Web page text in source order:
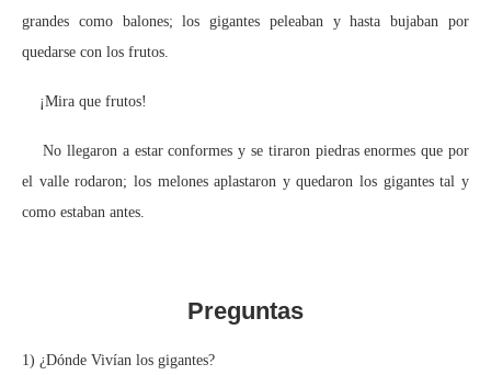
grandes como balones; los gigantes peleaban y hasta bujaban por
quedarse con los frutos.
¡Mira que frutos!
No llegaron a estar conformes y se tiraron piedras enormes que por
el valle rodaron; los melones aplastaron y quedaron los gigantes tal y
como estaban antes.
Preguntas
1) ¿Dónde Vivían los gigantes?